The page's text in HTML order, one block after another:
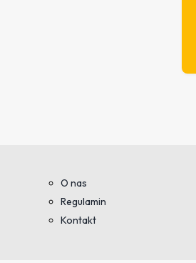
O nas
Regulamin
Kontakt